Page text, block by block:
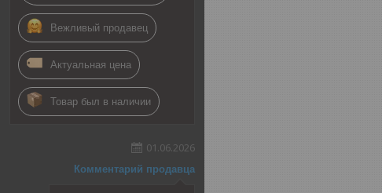
Вежливый продавец
Актуальная цена
Товар был в наличии
01.06.2026
Комментарий продавца